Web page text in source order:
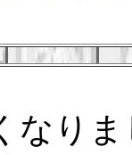
なり